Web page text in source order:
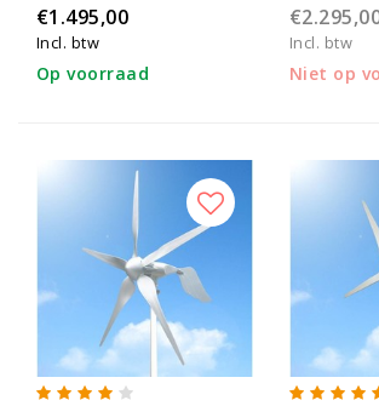
€1.495,00
Incl. btw
Op voorraad
Incl. btw
Niet op